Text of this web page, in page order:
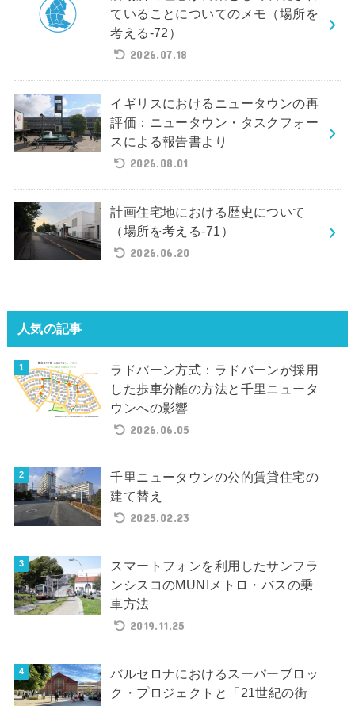
ていることについてのメモ（場所を
考える-72）
2026.07.18
イギリスにおけるニュータウンの再
評価：ニュータウン・タスクフォー
スによる報告書より
2026.08.01
計画住宅地における歴史について
（場所を考える-71）
2026.06.20
人気の記事
ラドバーン方式：ラドバーンが採用
した歩車分離の方法と千里ニュータ
ウンへの影響
2026.06.05
千里ニュータウンの公的賃貸住宅の
建て替え
2025.02.23
スマートフォンを利用したサンフラ
ンシスコのMUNIメトロ・バスの乗
車方法
2019.11.25
バルセロナにおけるスーパーブロッ
ク・プロジェクトと「21世紀の街